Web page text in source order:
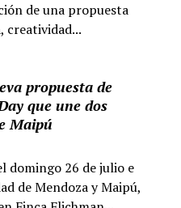
de una propuesta
creatividad...
propuesta de
que une dos
Maipú
domingo 26 de julio e
de Mendoza y Maipú,